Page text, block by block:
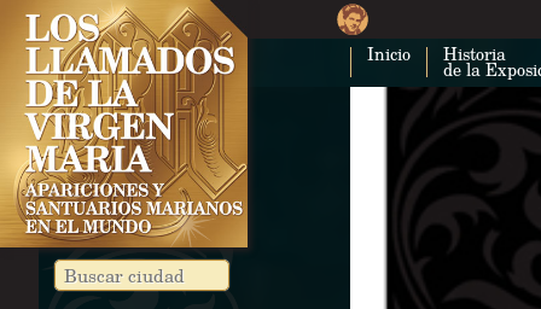
Inicio Historia
de la